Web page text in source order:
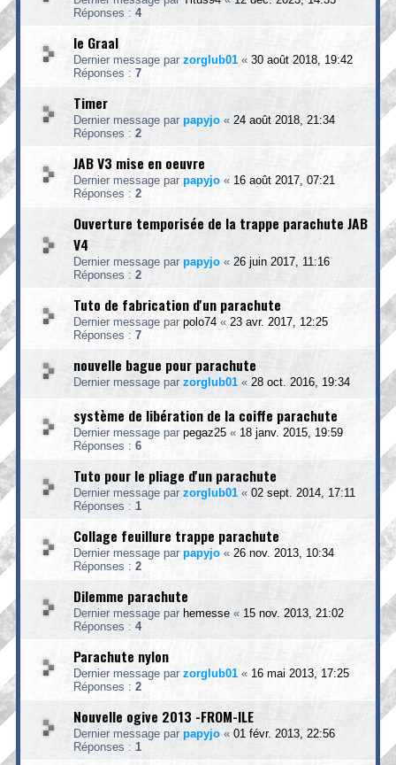
Réponses : 4
le Graal
Dernier message par zorglub01 « 30 août 2018, 19:42
Réponses : 7
Timer
Dernier message par papyjo « 24 août 2018, 21:34
Réponses : 2
JAB V3 mise en oeuvre
Dernier message par papyjo « 16 août 2017, 07:21
Réponses : 2
Ouverture temporisée de la trappe parachute JAB
V4
Dernier message par papyjo « 26 juin 2017, 11:16
Réponses : 2
Tuto de fabrication d'un parachute
Dernier message par polo74 « 23 avr. 2017, 12:25
Réponses : 7
nouvelle bague pour parachute
Dernier message par zorglub01 « 28 oct. 2016, 19:34
système de libération de la coiffe parachute
Dernier message par pegaz25 « 18 janv. 2015, 19:59
Réponses : 6
Tuto pour le pliage d'un parachute
Dernier message par zorglub01 « 02 sept. 2014, 17:11
Réponses : 1
Collage feuillure trappe parachute
Dernier message par papyjo « 26 nov. 2013, 10:34
Réponses : 2
Dilemme parachute
Dernier message par hemesse « 15 nov. 2013, 21:02
Réponses : 4
Parachute nylon
Dernier message par zorglub01 « 16 mai 2013, 17:25
Réponses : 2
Nouvelle ogive 2013 -FROM-ILE
Dernier message par papyjo « 01 févr. 2013, 22:56
Réponses : 1